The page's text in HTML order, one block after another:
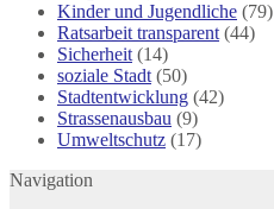
Kinder und Jugendliche (79)
Ratsarbeit transparent (44)
Sicherheit (14)
soziale Stadt (50)
Stadtentwicklung (42)
Strassenausbau (9)
Umweltschutz (17)
Navigation